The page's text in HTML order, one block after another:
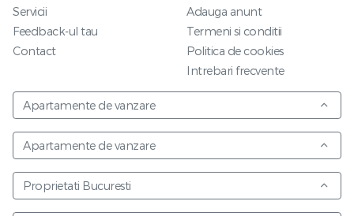
Servicii
Feedback-ul tau
Contact
Adauga anunt
Termeni si conditii
Politica de cookies
Intrebari frecvente
Apartamente de vanzare
Apartamente de vanzare
Proprietati Bucuresti